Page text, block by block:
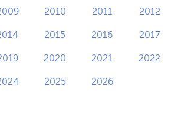
2010 2011 2012
2015 2016 2017
2020 2021 2022
2025 2026